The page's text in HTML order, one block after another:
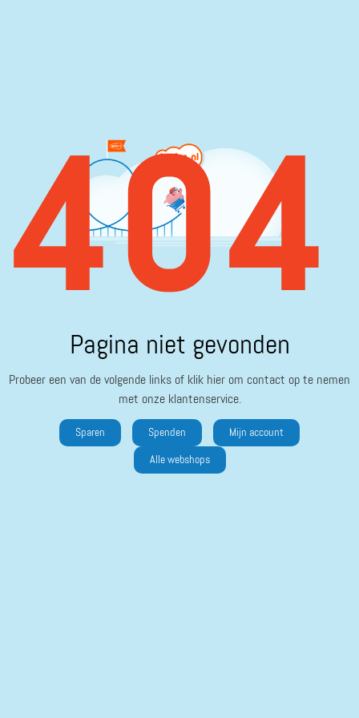
404
Pagina niet gevonden
Probeer een van de volgende links of klik hier om contact op te nemen
met onze klantenservice.
Sparen Spenden Mijn account
Alle webshops